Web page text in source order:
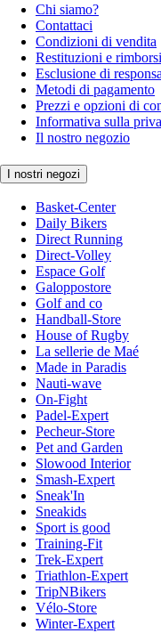
Chi siamo?
Contattaci
Condizioni di vendita
Restituzioni e rimborsi
Esclusione di
Metodi di pagamento
Prezzi e opzioni di
Informativa sulla
Il nostro negozio
I nostri negozi
Basket-Center
Daily Bikers
Direct Running
Direct-Volley
Espace Golf
Galoppostore
Golf and co
Handball-Store
House of Rugby
La sellerie de Maé
Made in Paradis
Nauti-wave
On-Fight
Padel-Expert
Pecheur-Store
Pet and Garden
Slowood Interior
Smash-Expert
Sneak'In
Sneakids
Sport is good
Training-Fit
Trek-Expert
Triathlon-Expert
TripNBikers
Vélo-Store
Winter-Expert